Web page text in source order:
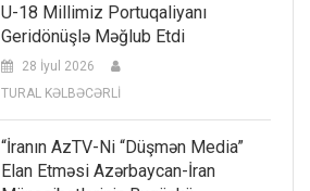
U-18 Millimiz Portuqaliyanı
Geridönüşlə Məğlub Etdi
28 İyul 2026
TURAL KƏLBƏCƏRLİ
“İranın AzTV-Ni “düşmən Media”
Elan Etməsi Azərbaycan-İran